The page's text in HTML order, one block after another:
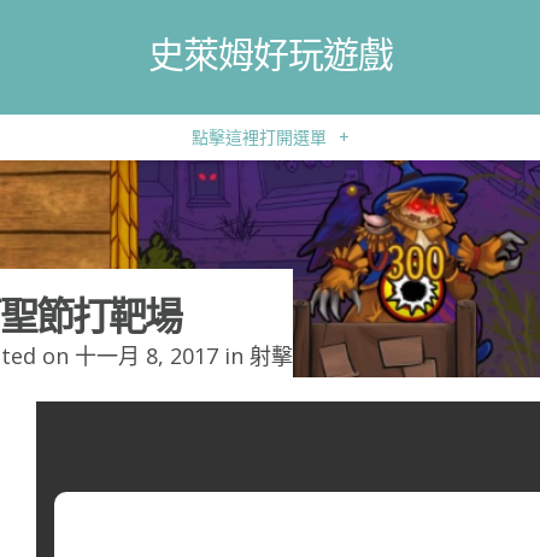
史萊姆好玩遊戲
點擊這裡打開選單 +
節打靶場
on 十一月 8, 2017 in 射擊